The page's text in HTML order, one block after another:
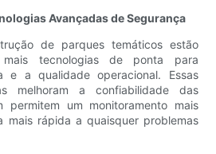
Avançadas de Segurança
de parques temáticos estão
tecnologias de ponta para
e a qualidade operacional. Essas
melhoram a confiabilidade das
permitem um monitoramento mais
mais rápida a quaisquer problemas